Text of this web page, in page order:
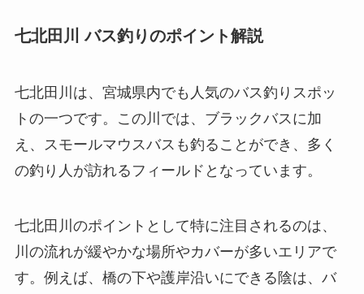
七北田川 バス釣りのポイント解説
七北田川は、宮城県内でも人気のバス釣りスポッ
トの一つです。この川では、ブラックバスに加
え、スモールマウスバスも釣ることができ、多く
の釣り人が訪れるフィールドとなっています。
七北田川のポイントとして特に注目されるのは、
川の流れが緩やかな場所やカバーが多いエリアで
す。例えば、橋の下や護岸沿いにできる陰は、バ